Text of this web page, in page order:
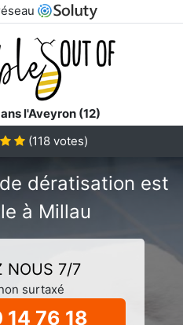
l'Aveyron (12)
(118 votes)
dératisation est
à Millau
NOUS 7/7
surtaxé
14 76 18